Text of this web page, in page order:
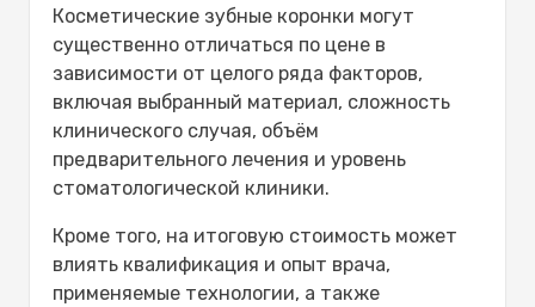
Косметические зубные коронки могут
существенно отличаться по цене в
зависимости от целого ряда факторов,
включая выбранный материал, сложность
клинического случая, объём
предварительного лечения и уровень
стоматологической клиники.
Кроме того, на итоговую стоимость может
влиять квалификация и опыт врача,
применяемые технологии, а также